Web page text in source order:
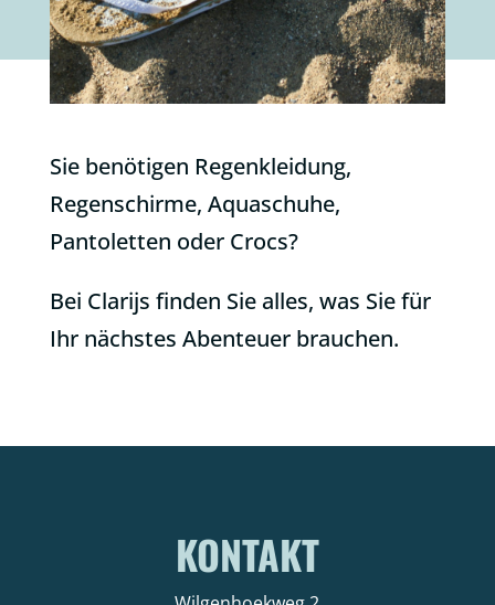
Sie benötigen Regenkleidung,
Regenschirme, Aquaschuhe,
Pantoletten oder Crocs?
Bei Clarijs finden Sie alles, was Sie für
Ihr nächstes Abenteuer brauchen.
KONTAKT